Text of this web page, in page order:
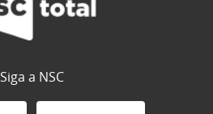
Siga a NSC